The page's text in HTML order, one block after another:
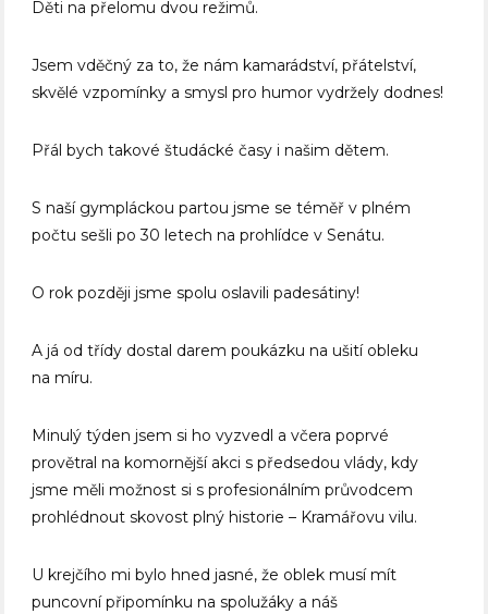
Děti na přelomu dvou režimů.
Jsem vděčný za to, že nám kamarádství, přátelství,
skvělé vzpomínky a smysl pro humor vydržely dodnes!
Přál bych takové študácké časy i našim dětem.
S naší gympláckou partou jsme se téměř v plném
počtu sešli po 30 letech na prohlídce v Senátu.
O rok později jsme spolu oslavili padesátiny!
A já od třídy dostal darem poukázku na ušití obleku
na míru.
Minulý týden jsem si ho vyzvedl a včera poprvé
provětral na komornější akci s předsedou vlády, kdy
jsme měli možnost si s profesionálním průvodcem
prohlédnout skovost plný historie – Kramářovu vilu.
U krejčího mi bylo hned jasné, že oblek musí mít
puncovní připomínku na spolužáky a náš